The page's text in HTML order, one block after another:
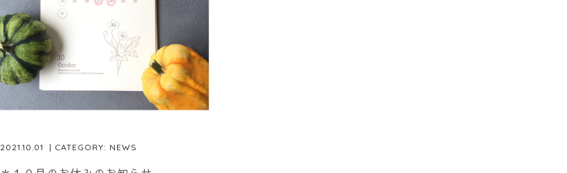
2021.10.01 | CATEGORY: NEWS